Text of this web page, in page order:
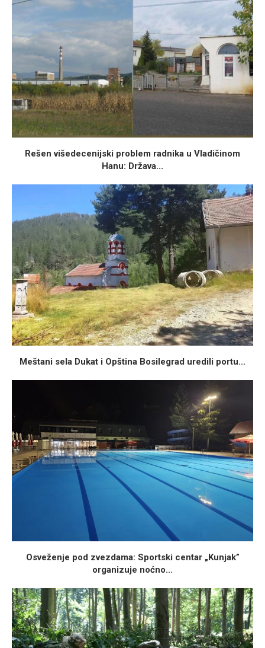
Rešen višedecenijski problem radnika u Vladičinom
Hanu: Država...
Meštani sela Dukat i Opština Bosilegrad uredili portu...
Osveženje pod zvezdama: Sportski centar „Kunjak”
organizuje noćno...